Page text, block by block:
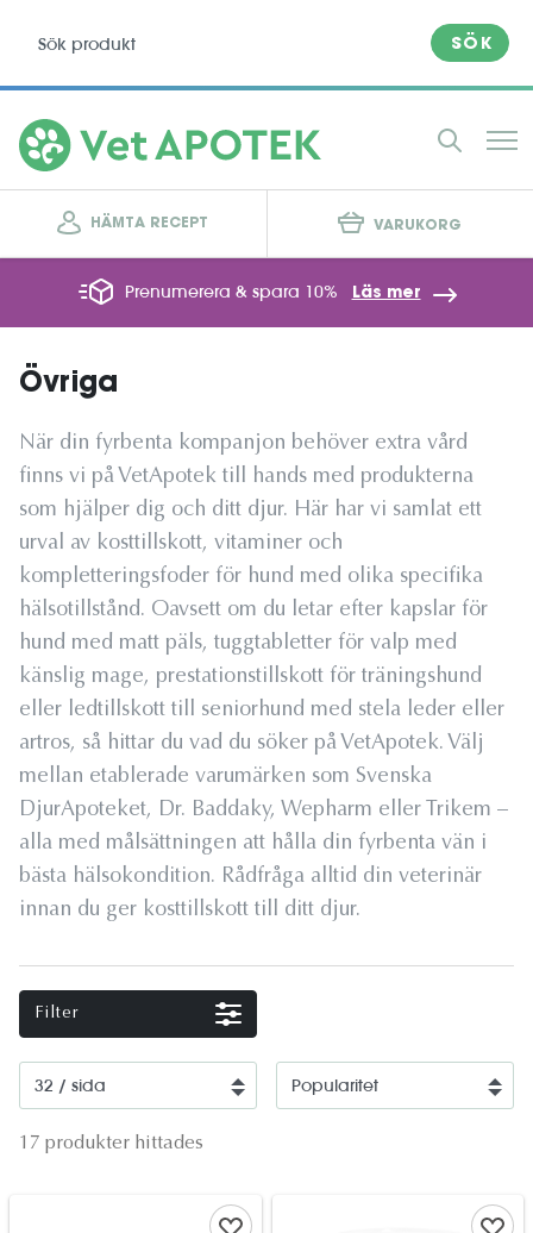
SÖK
HÄMTA RECEPT VARUKORG
Prenumerera & spara 10% Läs mer
Övriga
När din fyrbenta kompanjon behöver extra vård
finns vi på VetApotek till hands med produkterna
som hjälper dig och ditt djur. Här har vi samlat ett
urval av kosttillskott, vitaminer och
kompletteringsfoder för hund med olika specifika
hälsotillstånd. Oavsett om du letar efter kapslar för
hund med matt päls, tuggtabletter för valp med
känslig mage, prestationstillskott för träningshund
eller ledtillskott till seniorhund med stela leder eller
artros, så hittar du vad du söker på VetApotek. Välj
mellan etablerade varumärken som Svenska
DjurApoteket, Dr. Baddaky, Wepharm eller Trikem –
alla med målsättningen att hålla din fyrbenta vän i
bästa hälsokondition. Rådfråga alltid din veterinär
innan du ger kosttillskott till ditt djur.
Filter
17 produkter hittades